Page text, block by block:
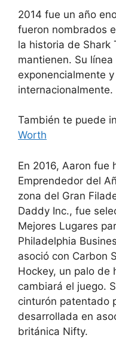
2014 fue un año
fueron nombrados
la historia de Shark
mantienen. Su
exponencialmente
internacionalmente.
También te puede
Worth
En 2016, Aaron fue
Emprendedor del
zona del Gran
Daddy Inc., fue
Mejores Lugares
Philadelphia
asoció con Carbon
Hockey, un palo de
cambiará el juego.
cinturón patentado
desarrollada en
británica Nifty.